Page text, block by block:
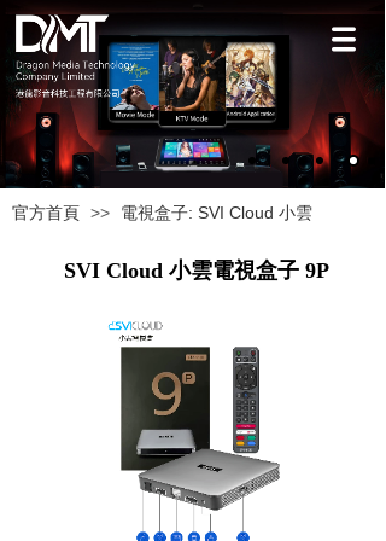
官方首頁 >> 電視盒子: SVI Cloud 小雲
SVI Cloud 小雲電視盒子 9P